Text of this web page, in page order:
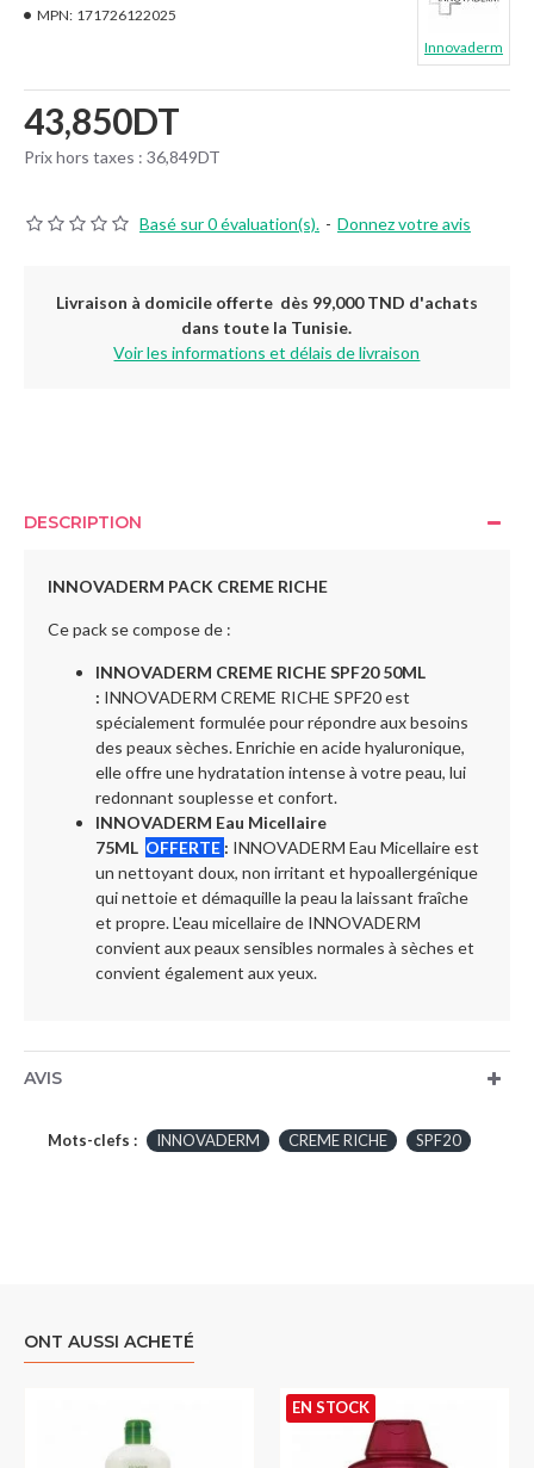
Basé sur 0 évaluation(s). - Donnez votre avis
43,850DT
Prix hors taxes : 36,849DT
MPN: 171726122025
Innovaderm
Livraison à domicile offerte dès 99,000 TND d'achats
dans toute la Tunisie.
Voir les informations et délais de livraison
DESCRIPTION
INNOVADERM PACK CREME RICHE
Ce pack se compose de :
INNOVADERM CREME RICHE SPF20 50ML
: INNOVADERM CREME RICHE SPF20 est
spécialement formulée pour répondre aux besoins
des peaux sèches. Enrichie en acide hyaluronique,
elle offre une hydratation intense à votre peau, lui
redonnant souplesse et confort.
INNOVADERM Eau Micellaire
75ML OFFERTE : INNOVADERM Eau Micellaire est
un nettoyant doux, non irritant et hypoallergénique
qui nettoie et démaquille la peau la laissant fraîche
et propre. L'eau micellaire de INNOVADERM
convient aux peaux sensibles normales à sèches et
convient également aux yeux.
AVIS
Mots-clefs : INNOVADERM CREME RICHE SPF20
ONT AUSSI ACHETÉ
EN STOCK